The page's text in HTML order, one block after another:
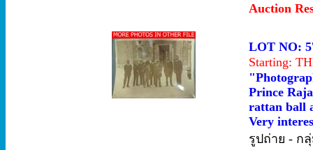
Auction
LOT NO:
Starting:
Prince
rattan ball
Very
รูปถ่าย - ก